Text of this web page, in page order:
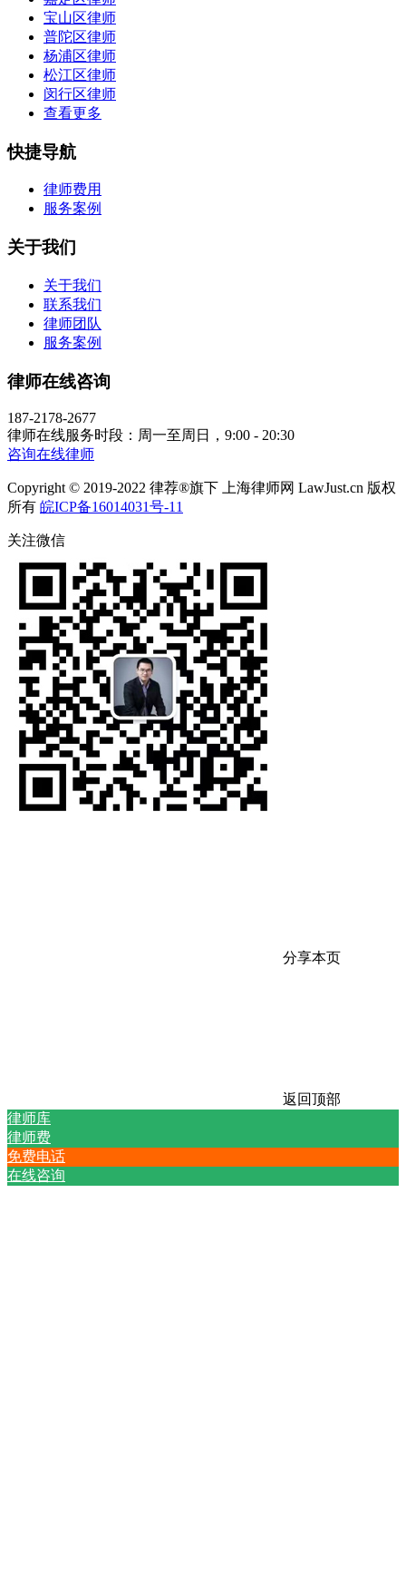
宝山区律师
普陀区律师
杨浦区律师
松江区律师
闵行区律师
查看更多
快捷导航
律师费用
服务案例
关于我们
关于我们
联系我们
律师团队
服务案例
律师在线咨询
187-2178-2677
律师在线服务时段：周一至周日，9:00 - 20:30
咨询在线律师
Copyright © 2019-2022 律荐®旗下 上海律师网 LawJust.cn 版权
所有 皖ICP备16014031号-11
关注微信
分享本页
返回顶部
律师库
律师费
免费电话
在线咨询